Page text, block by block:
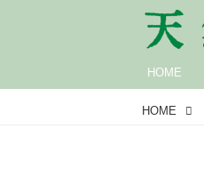
HOME
HOME